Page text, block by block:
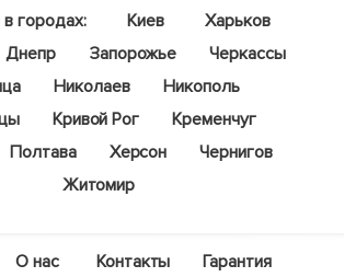
городах: Киев
Харьков
Днепр Запорожье
Черкассы
Николаев
Никополь
Кривой Рог
Кременчуг
Полтава Херсон
Чернигов
Житомир
О нас Контакты
Гарантия